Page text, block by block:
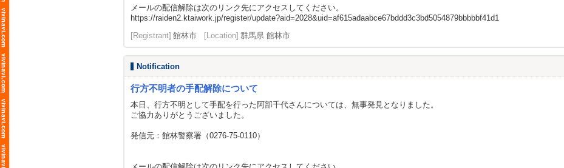
メールの配信解除は次のリンク先にアクセスしてください。
https://raiden2.ktaiwork.jp/register/update?aid=2028&uid=af615adaabce67bddd3c3bd5054879bbbbbf41d1
[Registrant] 館林市 [Location] 群馬県 館林市
Notification
行方不明者の手配解除について
本日、行方不明として手配を行った阿部千代さんについては、無事発見となりました。
ご協力ありがとうございました。
発信元：館林警察署（0276-75-0110）